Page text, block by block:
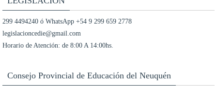
299 4494240 ó WhatsApp +54 9 299 659 2778
legislacioncedie@gmail.com
Horario de Atención: de 8:00 A 14:00hs.
Consejo Provincial de Educación del Neuquén